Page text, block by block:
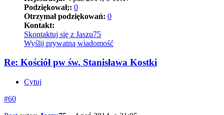
Podziękował;: 0
Otrzymał podziękowań: 0
Kontakt:
Skontaktuj się z Jaszu75
Wyślij prywatną wiadomość
Re: Kościół pw św. Stanisława Kostki
Cytuj
#60